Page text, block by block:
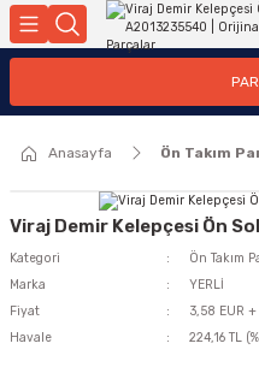
Geri Dön
Geri Dön
Geri Dön
Yakıt Pompası, Yakıt Hatları
Geri Dön
Geri Dön
Geri Dön
Kollar
Geri Dön
Geri Dön
Ön Arka
Geri Dön
Anasayfa Ön Takım
Viraj Demir Kelepçesi Ön
Kategori Ön Takım
Marka
YERLİ
Fiyat
3,58 EUR +
Havale
224,16 TL